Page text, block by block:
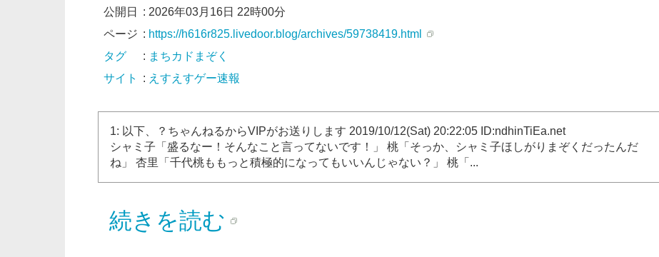
公開日 : 2026年03月16日 22時00分
ページ : https://h616r825.livedoor.blog/archives/59738419.html
タグ
: まちカドまぞく
サイト
: えすえすゲー速報
1: 以下、？ちゃんねるからVIPがお送りします 2019/10/12(Sat) 20:22:05 ID:ndhinTiEa.net
シャミ子「盛るなー！そんなこと言ってないです！」 桃「そっか、シャミ子ほしがりまぞくだったんだ
ね」 杏里「千代桃ももっと積極的になってもいいんじゃない？」 桃「...
続きを読む